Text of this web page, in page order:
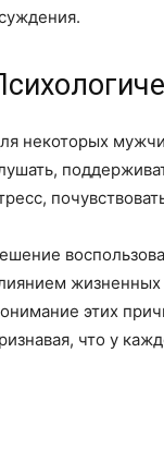
некоторых
жизненных
этих
что у